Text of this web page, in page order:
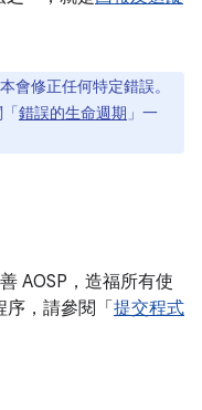
會修正任何特定錯誤。
錯誤的生命週期 」一
AOSP，造福所有使
，請參閱「 提交程式